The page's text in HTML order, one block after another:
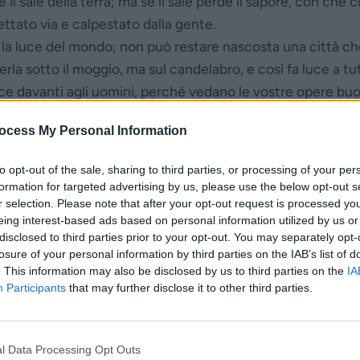
My Personal Information
opt-out of the sale, sharing to third parties, or processing of your
for targeted advertising by us, please use the below opt-out
selection. Please note that after your opt-out request is processed
interest-based ads based on personal information utilized by us
to third parties prior to your opt-out. You may separately
of your personal information by third parties on the IAB’s list of
This information may also be disclosed by us to third parties on the
Participants that may further disclose it to other third parties.
Data Processing Opt Outs
via e calpestato dalla gente.
luce del mondo; non può restare nascosta una città
sotto il moggio, ma sul candelabro, e così fa luce a
davanti agli uomini, perché vedano le vostre opere
La mia fede dà sapore e illumina la mia
Come posso essere sale e luce per il